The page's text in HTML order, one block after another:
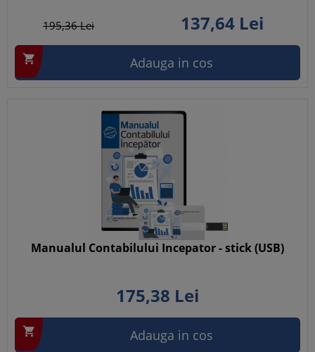
195,36Lei 137,64Lei
 Adauga in cos
Manualul Contabilului Incepator - stick (USB)
175,38 Lei
 Adauga in cos